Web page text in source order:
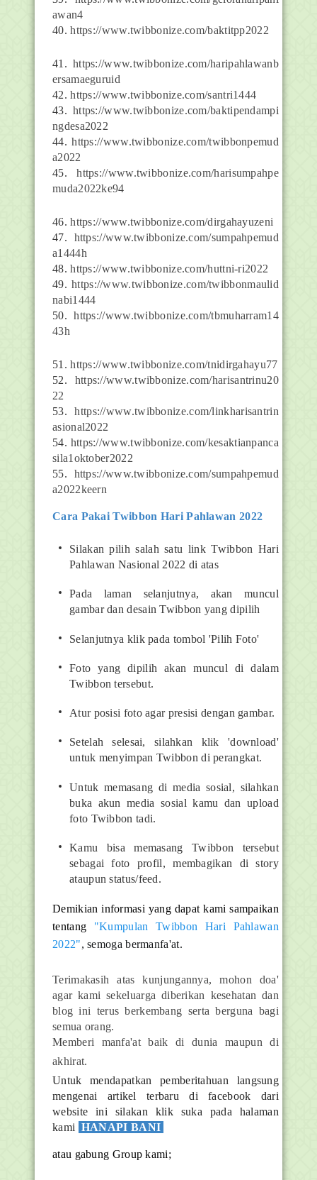
awan4
40.https://www.twibbonize.com/baktitpp2022
41. https://www.twibbonize.com/haripahlawanb
ersamaeguruid
42.https://www.twibbonize.com/santri1444
43. https://www.twibbonize.com/baktipendampi
ngdesa2022
44.https://www.twibbonize.com/twibbonpemud
a2022
45.https://www.twibbonize.com/harisumpahpe
muda2022ke94
46.https://www.twibbonize.com/dirgahayuzeni
47. https://www.twibbonize.com/sumpahpemud
a1444h
48.https://www.twibbonize.com/huttni-ri2022
49. https://www.twibbonize.com/twibbonmaulid
nabi1444
50.https://www.twibbonize.com/tbmuharram14
43h
51.https://www.twibbonize.com/tnidirgahayu77
52. https://www.twibbonize.com/harisantrinu20
22
53.https://www.twibbonize.com/linkharisantrin
asional2022
54. https://www.twibbonize.com/kesaktianpanca
sila1oktober2022
55. https://www.twibbonize.com/sumpahpemud
a2022keern
Cara Pakai Twibbon Hari Pahlawan 2022
Silakan pilih salah satu link Twibbon Hari
Pahlawan Nasional 2022 di atas
Pada laman selanjutnya, akan muncul
gambar dan desain Twibbon yang dipilih
Selanjutnya klik pada tombol 'Pilih Foto'
Foto yang dipilih akan muncul di dalam
Twibbon tersebut.
Atur posisi foto agar presisi dengan gambar.
Setelah selesai, silahkan klik 'download'
untuk menyimpan Twibbon di perangkat.
Untuk memasang di media sosial, silahkan
buka akun media sosial kamu dan upload
foto Twibbon tadi.
Kamu bisa memasang Twibbon tersebut
sebagai foto profil, membagikan di story
ataupun status/feed.
Demikian informasi yang dapat kami sampaikan
tentang
"Kumpulan Twibbon Hari Pahlawan
2022", semoga bermanfa'at.
Terimakasih atas kunjungannya, mohon doa'
agar kami sekeluarga diberikan kesehatan dan
blog ini terus berkembang serta berguna bagi
semua orang.
Memberi manfa'at baik di dunia maupun di
akhirat.
Untuk mendapatkan pemberitahuan langsung
mengenai artikel terbaru di facebook dari
website ini silakan klik suka pada halaman
kami HANAPI BANI
atau gabung Group kami;